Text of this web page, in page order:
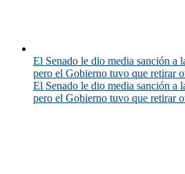
El Senado le dio media sanción a
pero el Gobierno tuvo que retirar
El Senado le dio media sanción a
pero el Gobierno tuvo que retirar